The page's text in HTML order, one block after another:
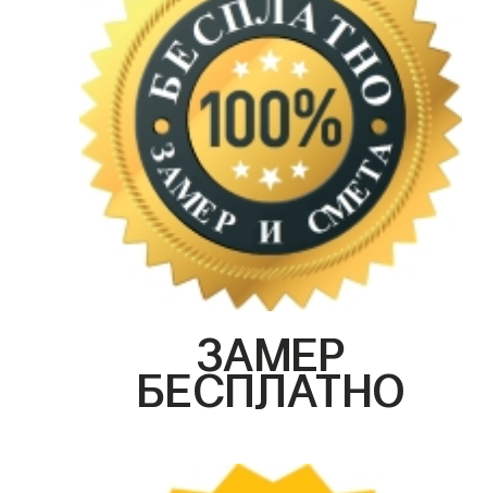
ЗАМЕР
БЕСПЛАТНО